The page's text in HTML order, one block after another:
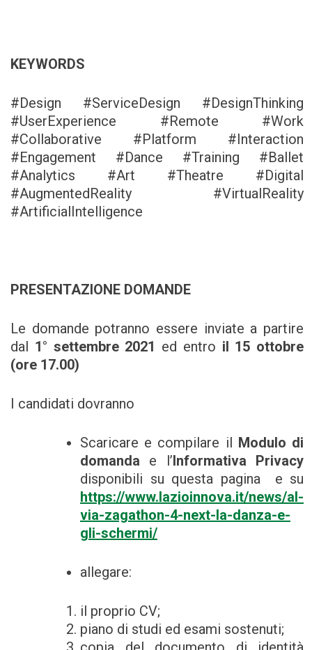
KEYWORDS
#Design #ServiceDesign #DesignThinking
#UserExperience #Remote #Work
#Collaborative #Platform #Interaction
#Engagement #Dance #Training #Ballet
#Analytics #Art #Theatre #Digital
#AugmentedReality #VirtualReality
#ArtificialIntelligence
PRESENTAZIONE DOMANDE
Le domande potranno essere inviate a partire
dal 1° settembre 2021 ed entro il 15 ottobre
(ore 17.00)
I candidati dovranno
Scaricare e compilare il Modulo di
domanda e l’Informativa Privacy
disponibili su questa pagina e su
https://www.lazioinnova.it/news/al-
via-zagathon-4-next-la-danza-e-
gli-schermi/
allegare:
il proprio CV;
piano di studi ed esami sostenuti;